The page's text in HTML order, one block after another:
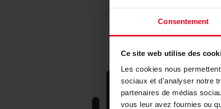
Consentement
Ce site web utilise des
Les cookies nous
sociaux et d'analyser notre
partenaires de médias
vous leur avez fournies ou
Pour